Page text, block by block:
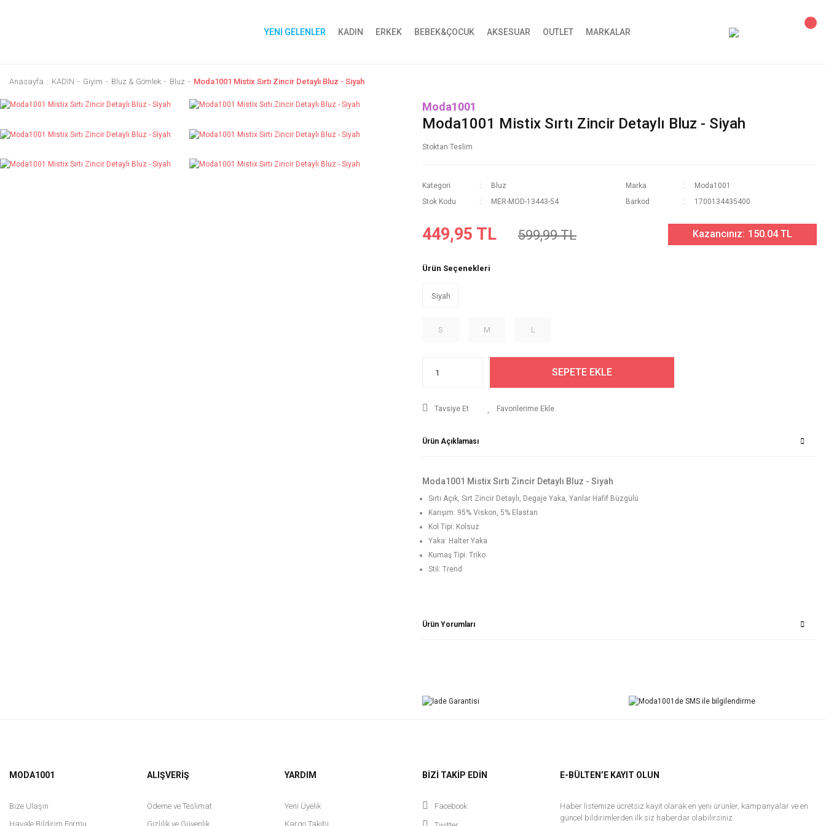
YENİ GELENLER KADIN ERKEK BEBEK&ÇOCUK AKSESUAR OUTLET MARKALAR
Anasayfa KADIN Giyim Bluz & Gömlek Bluz Moda1001 Mistix Sırtı Zincir Detaylı Bluz - Siyah
Moda1001
Moda1001 Mistix Sırtı Zincir Detaylı Bluz - Siyah
Stoktan Teslim
Kategori Bluz Marka
Moda1001
Stok Kodu
MER-MOD-13443-54 Barkod 1700134435400
449,95 TL 599,99 TL Kazancınız: 150.04 TL
Ürün Seçenekleri
Siyah
S M L
SEPETE EKLE
Tavsiye Et
Ürün Açıklaması
Moda1001 Mistix Sırtı Zincir Detaylı Bluz - Siyah
Sırtı Açık, Sırt Zincir Detaylı, Degaje Yaka, Yanlar Hafif Büzgülü
Karışım: 95% Viskon, 5% Elastan
Kol Tipi: Kolsuz
Yaka: Halter Yaka
Kumaş Tipi: Triko
Stil: Trend
Ürün Yorumları
Yorum Yaz
MODA1001
Bize Ulaşın
Havale Bildirim Formu
ALIŞVERİŞ
Ödeme ve Teslimat
Gizlilik ve Güvenlik
YARDIM
Yeni Üyelik
Kargo Takibi
BİZİ TAKİP EDİN
Facebook
E-BÜLTEN’E KAYIT OLUN
Haber listemize ücretsiz kayıt olarak en yeni ürünler, kampanyalar ve en
güncel bildirimlerden ilk siz haberdar olabilirsiniz.